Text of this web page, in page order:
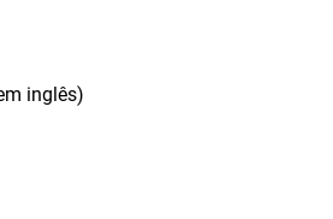
inglês)